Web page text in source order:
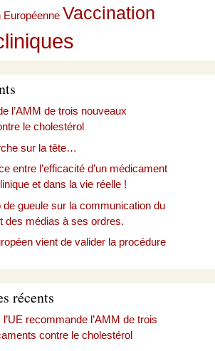
Européenne Vaccination
l’AMM de trois nouveaux
le cholestérol
sur la tête…
entre l’efficacité d’un médicament
et dans la vie réelle !
de gueule sur la communication du
des médias à ses ordres.
vient de valider la procédure
récents
l’UE recommande l’AMM de trois
contre le cholestérol